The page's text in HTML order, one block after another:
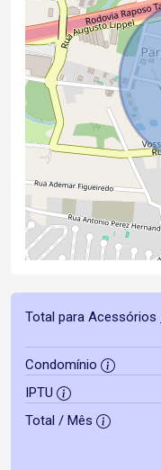
Total para Acessórios
Condomínio
IPTU
Total / Mês